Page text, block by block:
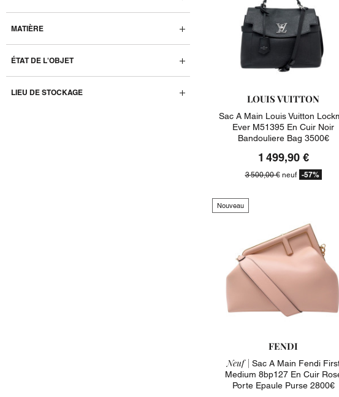
MATIÈRE
ÉTAT DE L'OBJET
LIEU DE STOCKAGE
LOUIS VUITTON
Sac A Main Louis Vuitton
Ever M51395 En Cuir Noir
Bandouliere Bag 3500€
1 499,90 €
3 500,00 €neuf -57%
Nouveau
FENDI
Neuf | Sac A Main Fendi
Medium 8bp127 En Cuir
Porte Epaule Purse 2800€